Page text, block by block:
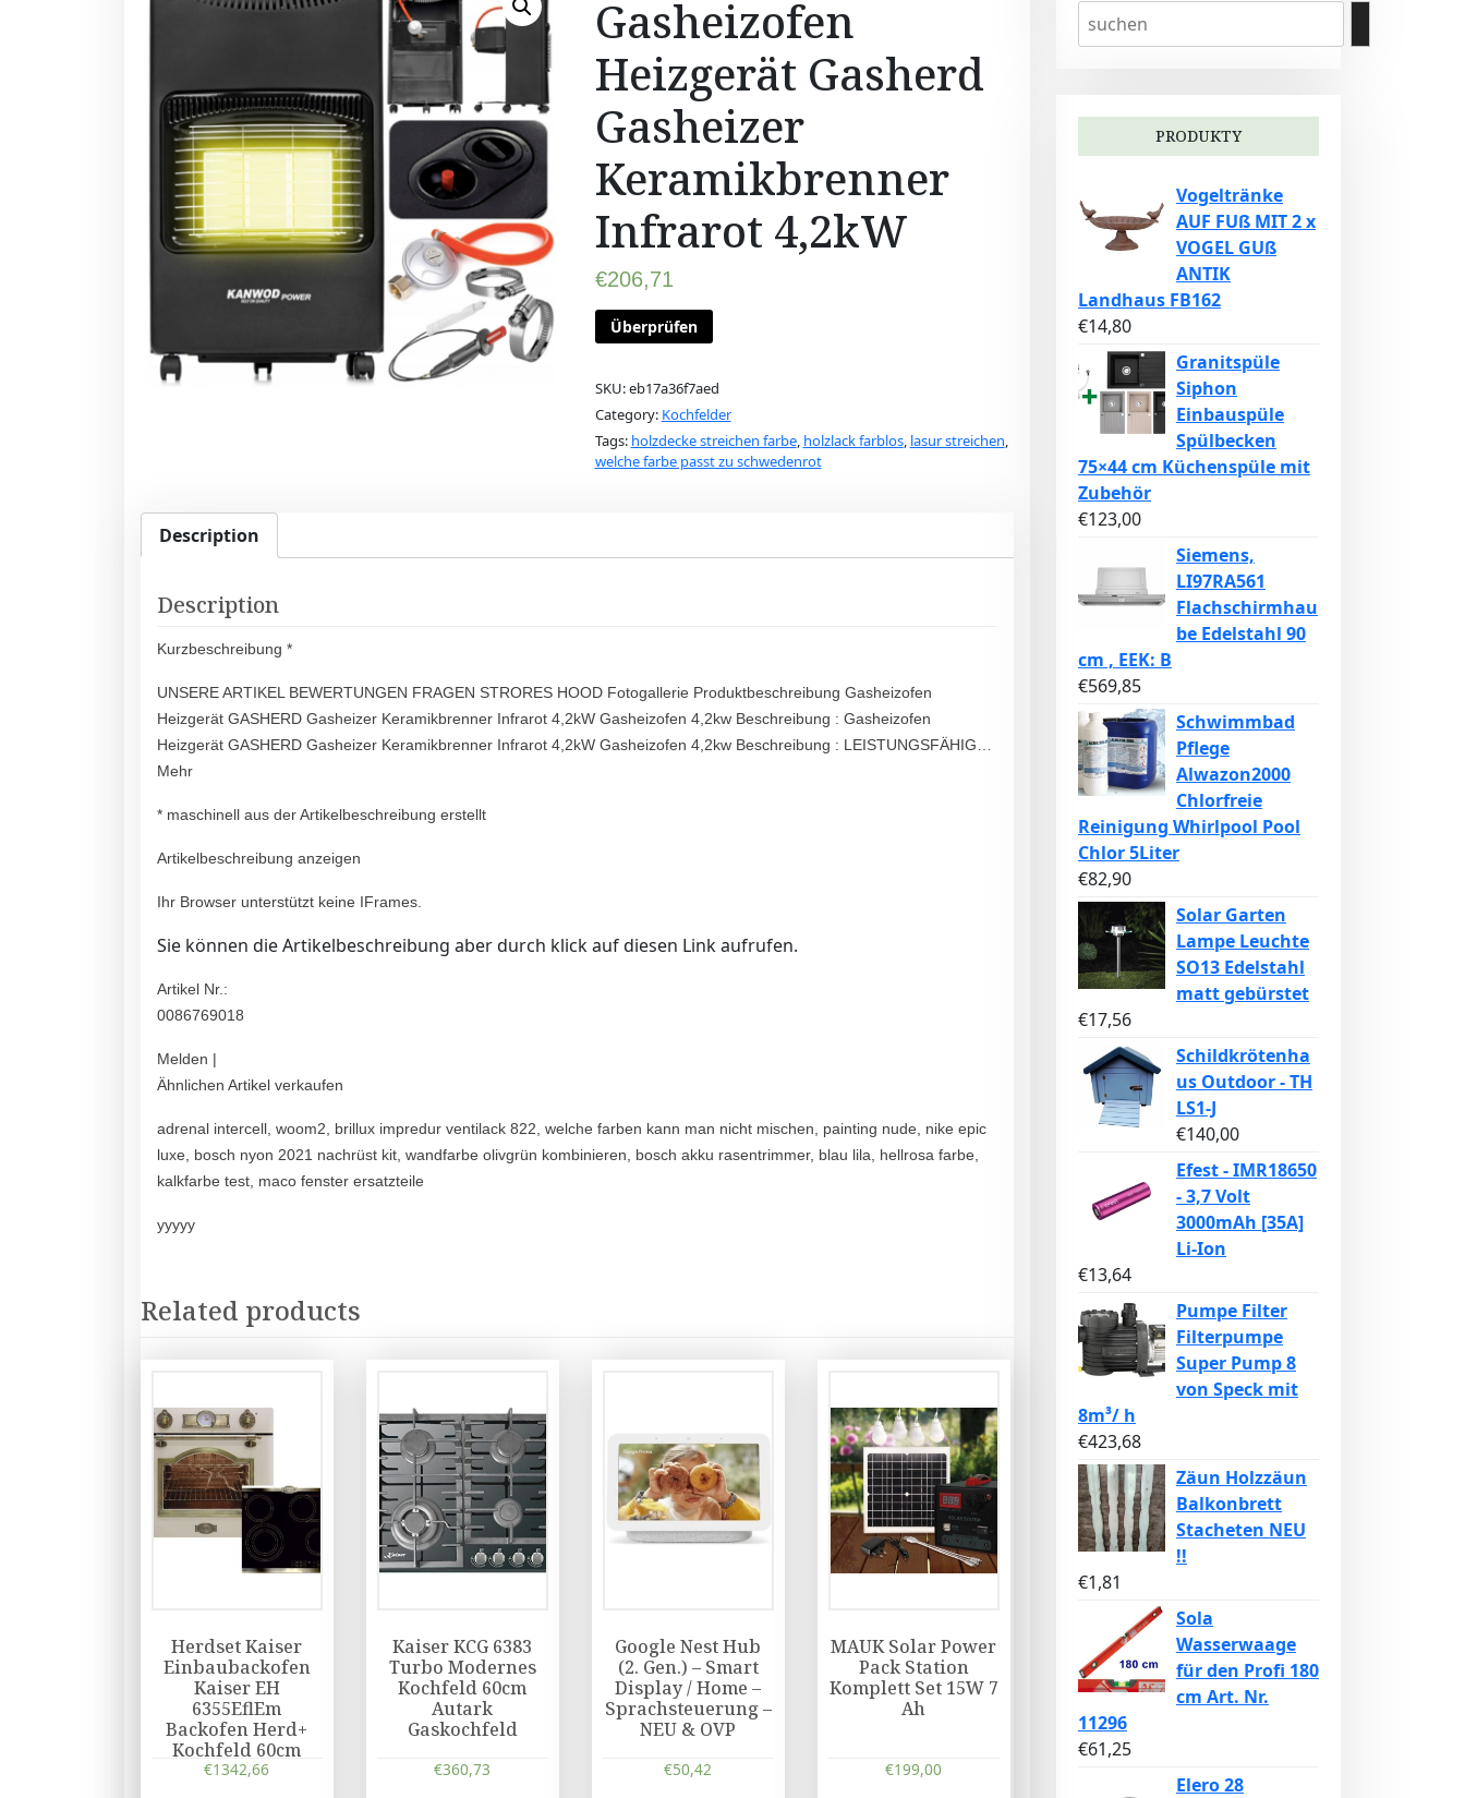
Gasheizofen
Heizgerät Gasherd
Gasheizer
Keramikbrenner
Infrarot 4,2kW
€206,71
Überprüfen
SKU:eb17a36f7aed
Category: Kochfelder
Tags: holzdecke streichen farbe, holzlack farblos, lasur streichen,
welche farbe passt zu schwedenrot
Description
Description
Kurzbeschreibung *
UNSERE ARTIKEL BEWERTUNGEN FRAGEN STRORES HOOD Fotogallerie Produktbeschreibung Gasheizofen
Heizgerät GASHERD Gasheizer Keramikbrenner Infrarot 4,2kW Gasheizofen 4,2kw Beschreibung : Gasheizofen
Heizgerät GASHERD Gasheizer Keramikbrenner Infrarot 4,2kW Gasheizofen 4,2kw Beschreibung : LEISTUNGSFÄHIG…
Mehr
* maschinell aus der Artikelbeschreibung erstellt
Artikelbeschreibung anzeigen
Ihr Browser unterstützt keine IFrames.
Sie können die Artikelbeschreibung aber durch klick auf diesen Link aufrufen.
Artikel Nr.:
0086769018
Melden |
Ähnlichen Artikel verkaufen
adrenal intercell, woom2, brillux impredur ventilack 822, welche farben kann man nicht mischen, painting nude, nike epic
luxe, bosch nyon 2021 nachrüst kit, wandfarbe olivgrün kombinieren, bosch akku rasentrimmer, blau lila, hellrosa farbe,
kalkfarbe test, maco fenster ersatzteile
yyyyy
Related products
Herdset Kaiser
Einbaubackofen
Kaiser EH
6355EflEm
Backofen Herd+
Kochfeld 60cm
€1342,66
Kaiser KCG 6383
Turbo Modernes
Kochfeld 60cm
Autark
Gaskochfeld
€360,73
Google Nest Hub
(2. Gen.) – Smart
Display / Home –
Sprachsteuerung –
NEU & OVP
€50,42
MAUK Solar Power
Pack Station
Komplett Set 15W 7
Ah
€199,00
PRODUKTY
Vogeltränke
AUF FUß MIT 2 x
VOGEL GUß
ANTIK
Landhaus FB162
€14,80
Granitspüle
Siphon
Einbauspüle
Spülbecken
75×44 cm Küchenspüle mit
Zubehör
€123,00
Siemens,
LI97RA561
Flachschirmhau
be Edelstahl 90
cm , EEK: B
€569,85
Schwimmbad
Pflege
Alwazon2000
Chlorfreie
Reinigung Whirlpool Pool
Chlor 5Liter
€82,90
Solar Garten
Lampe Leuchte
SO13 Edelstahl
matt gebürstet
€17,56
Schildkrötenha
us Outdoor - TH
LS1-J
€140,00
Efest - IMR18650
- 3,7 Volt
3000mAh [35A]
Li-Ion
€13,64
Pumpe Filter
Filterpumpe
Super Pump 8
von Speck mit
8m³/ h
€423,68
Zäun Holzzäun
Balkonbrett
Stacheten NEU
!!
€1,81
Sola
Wasserwaage
für den Profi 180
cm Art. Nr.
11296
€61,25
Elero 28